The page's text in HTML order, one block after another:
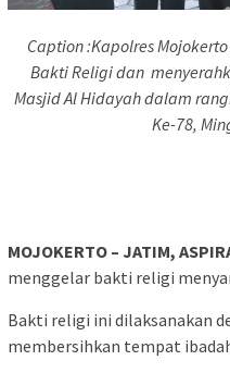
Caption :Kapolres
Bakti Religi dan
Masjid Al Hidayah dalam
Ke-78,
MOJOKERTO – JATIM,
menggelar bakti religi
Bakti religi ini dilaksanakan
membersihkan tempat